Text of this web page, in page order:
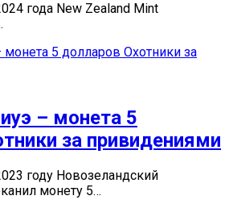
года New Zealand Mint
– монета 5
за привидениями
году Новозеландский
монету 5…